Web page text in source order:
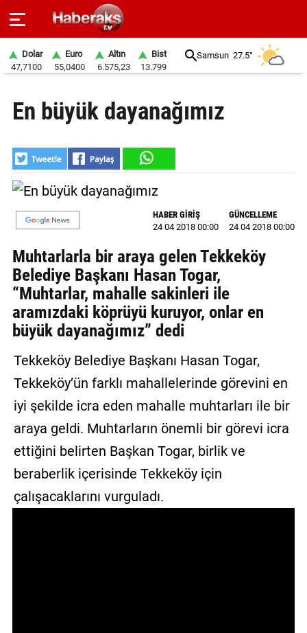
SPOR
YAŞAM
EKONOMİ
BELEDİYELER
SİYASET
EĞİTİM
GALERİ
VİDEO
YAZARLAR
BİZE
ULAŞIN
Künye
Dolar
47,7100
Euro
55,0400
Altın
6.575,23
Bist
13.799
Samsun 27.5°
En büyük dayanağımız
HABER GİRİŞ
24 04 2018 00:00
GÜNCELLEME
24 04 2018 00:00
Muhtarlarla bir araya gelen Tekkeköy
Belediye Başkanı Hasan Togar,
“Muhtarlar, mahalle sakinleri ile
aramızdaki köprüyü kuruyor, onlar en
büyük dayanağımız” dedi
Tekkeköy Belediye Başkanı Hasan Togar,
Tekkeköy’ün farklı mahallelerinde görevini en
iyi şekilde icra eden mahalle muhtarları ile bir
araya geldi. Muhtarların önemli bir görevi icra
ettiğini belirten Başkan Togar, birlik ve
beraberlik içerisinde Tekkeköy için
çalışacaklarını vurguladı.